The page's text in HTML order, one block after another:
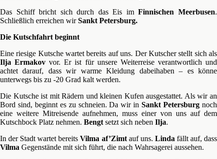
Das Schiff bricht sich durch das Eis imFinnischen Meerbusen.
Schließlich erreichen wirSankt Petersburg.
Die Kutschfahrt beginnt
Eine riesige Kutsche wartet bereits auf uns. Der Kutscher stellt sich als
Ilja Ermakov vor. Er ist für unsere Weiterreise verantwortlich und
achtet darauf, dass wir warme Kleidung dabeihaben – es könne
unterwegs bis zu -20 Grad kalt werden.
Die Kutsche ist mit Rädern und kleinen Kufen ausgestattet. Als wir an
Bord sind, beginnt es zu schneien. Da wir inSankt Petersburg noch
eine weitere Mitreisende aufnehmen, muss einer von uns auf dem
Kutschbock Platz nehmen. Bengt setzt sich neben Ilja.
In der Stadt wartet bereitsVilma af’Zimtauf uns. Linda fällt auf, dass
Vilma Gegenstände mit sich führt, die nach Wahrsagerei aussehen.